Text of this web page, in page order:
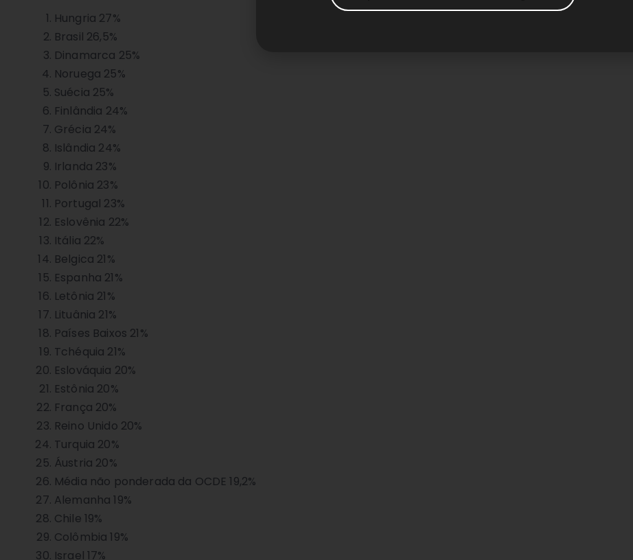
Hungria 27%
Brasil 26,5%
Dinamarca 25%
Noruega 25%
Suécia 25%
Finlândia 24%
Grécia 24%
Islândia 24%
Irlanda 23%
Polônia 23%
Portugal 23%
Eslovênia 22%
Itália 22%
Belgica 21%
Espanha 21%
Letônia 21%
Lituânia 21%
Países Baixos 21%
Tchéquia 21%
Eslováquia 20%
Estônia 20%
França 20%
Reino Unido 20%
Turquia 20%
Áustria 20%
Média não ponderada da OCDE 19,2%
Alemanha 19%
Chile 19%
Colômbia 19%
Israel 17%